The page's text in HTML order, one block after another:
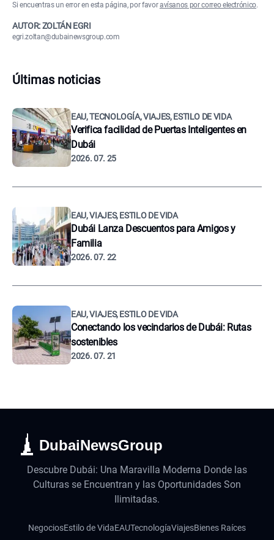
Si encuentras un error en esta página, por favoravísanos por correo electrónico.
AUTOR: ZOLTÁN EGRI
egri.zoltan@dubainewsgroup.com
Últimas noticias
EAU, TECNOLOGÍA, VIAJES, ESTILO DE VIDA
Verifica facilidad de Puertas Inteligentes en
Dubái
2026. 07. 25
EAU, VIAJES, ESTILO DE VIDA
Dubái Lanza Descuentos para Amigos y
Familia
2026. 07. 22
EAU, VIAJES, ESTILO DE VIDA
Conectando los vecindarios de Dubái: Rutas
sostenibles
2026. 07. 21
DubaiNewsGroup
Descubre Dubái: Una Maravilla Moderna Donde las
Culturas se Encuentran y las Oportunidades Son
Ilimitadas.
NegociosEstilo de VidaEAUTecnologíaViajesBienes Raíces